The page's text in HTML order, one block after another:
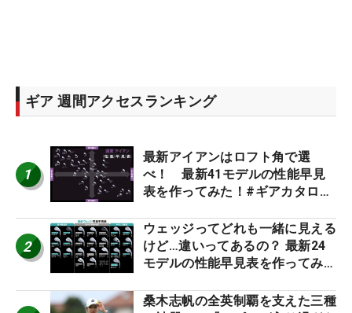
ギア 週間アクセスランキング
1
最新アイアンはロフト角で選
べ！ 最新41モデルの性能早見
表を作ってみた！#ギアカタログ
2
ウェッジってどれも一緒に見える
けど…違いってあるの？ 最新24
モデルの性能早見表を作ってみ
桑木志帆の全英制覇を支えた三種